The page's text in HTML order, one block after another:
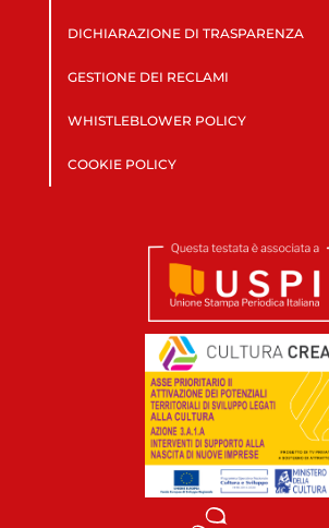
DICHIARAZIONE DI TRASPARENZA
GESTIONE DEI RECLAMI
WHISTLEBLOWER POLICY
COOKIE POLICY